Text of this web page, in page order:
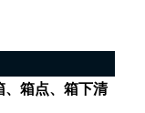
、箱点、箱下清